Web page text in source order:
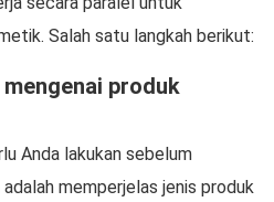
Salah satu langkah berikut:
produk
Anda lakukan sebelum
memperjelas jenis produk